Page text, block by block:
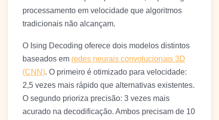
processamento em velocidade que algoritmos
tradicionais não alcançam.
O Ising Decoding oferece dois modelos distintos
baseados em redes neurais convolucionais 3D
(CNN). O primeiro é otimizado para velocidade:
2,5 vezes mais rápido que alternativas existentes.
O segundo prioriza precisão: 3 vezes mais
acurado na decodificação. Ambos precisam de 10